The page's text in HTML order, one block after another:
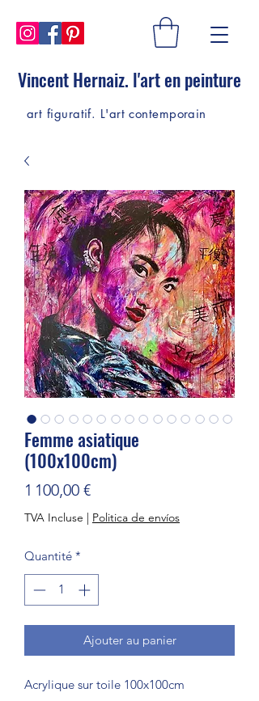
Vincent Hernaiz. l'art en peinture
art figuratif. L'art contemporain
Femme asiatique
(100x100cm)
1 100,00 €Prix
TVA Incluse | Politica de envíos
Quantité *
Ajouter au panier
Acrylique sur toile 100x100cm